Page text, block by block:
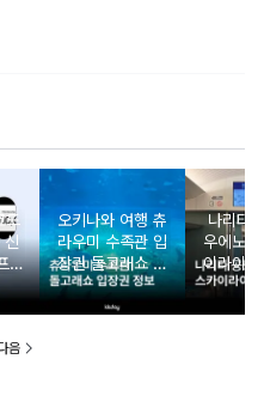
드
신
로
오키나와 여행 츄
라우미 수족관 입
장권 돌고래쇼 예
약
나리타
우에노
이라이
약 시간
음